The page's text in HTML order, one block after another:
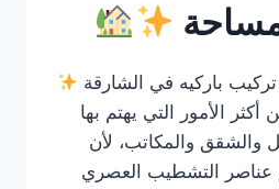
باركيه في الشارقة
من أكثر الأمور التي يهتم بها
والشقق والمكاتب، لأن
عناصر التشطيب العصري